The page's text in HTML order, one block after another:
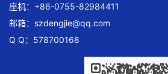
座机：+86-0755-82984411
邮箱： szdengjie@qq.com
Q Q：578700168